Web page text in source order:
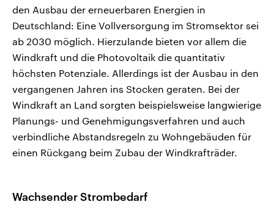
den Ausbau der erneuerbaren Energien in
Deutschland: Eine Vollversorgung im Stromsektor sei
ab 2030 möglich. Hierzulande bieten vor allem die
Windkraft und die Photovoltaik die quantitativ
höchsten Potenziale. Allerdings ist der Ausbau in den
vergangenen Jahren ins Stocken geraten. Bei der
Windkraft an Land sorgten beispielsweise langwierige
Planungs- und Genehmigungsverfahren und auch
verbindliche Abstandsregeln zu Wohngebäuden für
einen Rückgang beim Zubau der Windkrafträder.
Wachsender Strombedarf